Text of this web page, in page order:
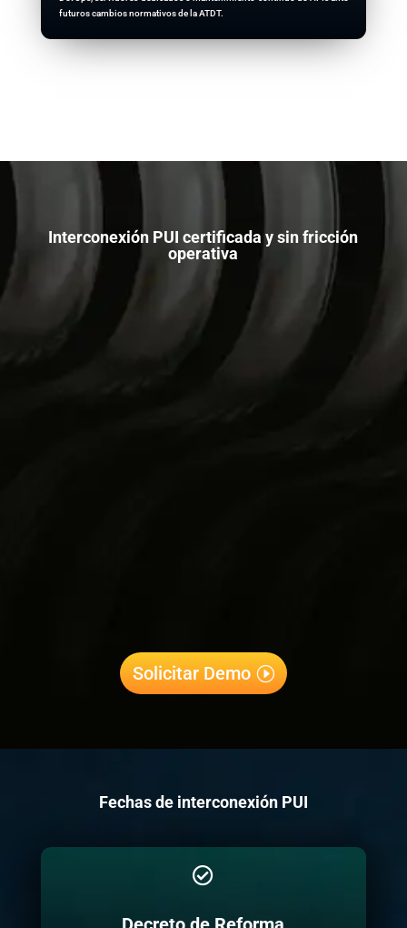
futuros cambios normativos de la ATDT.
Interconexión PUI certificada y sin fricción
operativa
Solicitar Demo
Fechas de interconexión PUI
